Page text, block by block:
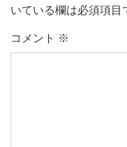
いている欄は必須項目
コメント ※